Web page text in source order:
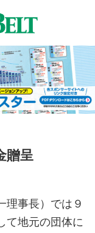
贈呈
事長）では９
て地元の団体に